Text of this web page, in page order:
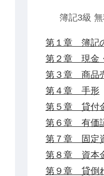
簿記3級 無
第１章 簿記
第２章 現金
第３章 商品
第４章 手形
第５章 貸付
第６章 有価
第７章 固定
第８章 資本
第９章 貸倒